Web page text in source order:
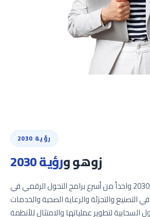
رؤية 2030
زوهو ورؤية 2030
تقود رؤية السعودية 2030 واحداً من أسرع برامج التحول الرقمي في
التصنيع والتجزئة والرعاية الصحية والخدمات
السحابية لتطوير عملياتها والامتثال للأنظمة